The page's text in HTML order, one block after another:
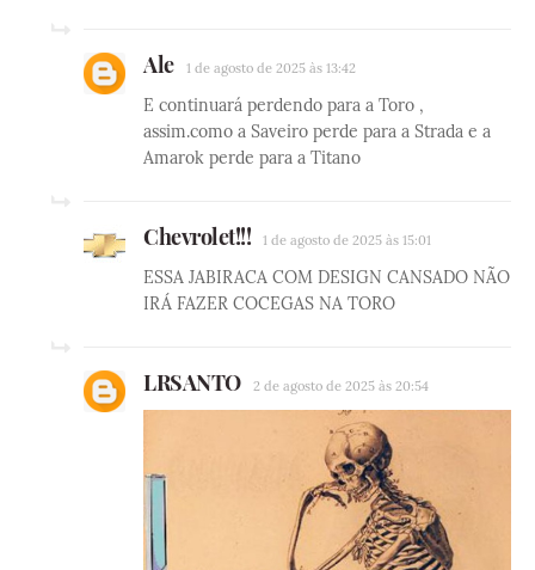
Ale 1 de agosto de 2025 às 13:42
E continuará perdendo para a Toro ,
assim.como a Saveiro perde para a Strada e a
Amarok perde para a Titano
Chevrolet!!! 1 de agosto de 2025 às 15:01
ESSA JABIRACA COM DESIGN CANSADO NÃO
IRÁ FAZER COCEGAS NA TORO
LRSANTO 2 de agosto de 2025 às 20:54